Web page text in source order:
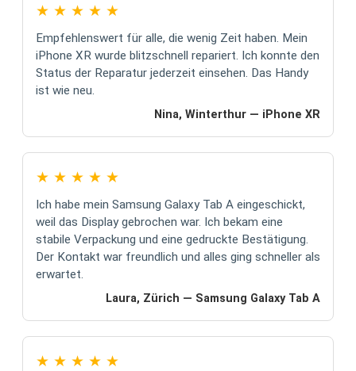
★ ★ ★ ★ ★
Empfehlenswert für alle, die wenig Zeit haben. Mein
iPhone XR wurde blitzschnell repariert. Ich konnte den
Status der Reparatur jederzeit einsehen. Das Handy
ist wie neu.
Nina, Winterthur — iPhone XR
★ ★ ★ ★ ★
Ich habe mein Samsung Galaxy Tab A eingeschickt,
weil das Display gebrochen war. Ich bekam eine
stabile Verpackung und eine gedruckte Bestätigung.
Der Kontakt war freundlich und alles ging schneller als
erwartet.
Laura, Zürich — Samsung Galaxy Tab A
★ ★ ★ ★ ★